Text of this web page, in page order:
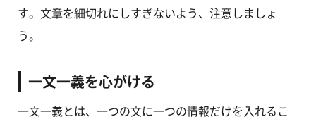
す。文章を細切れにしすぎないよう、注意しましょ
う。
一文一義を心がける
一文一義とは、一つの文に一つの情報だけを入れるこ